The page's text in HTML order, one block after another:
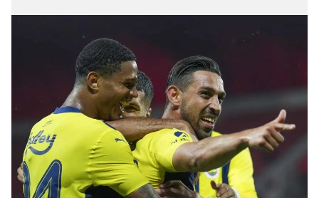
Metnimiziziyaret edebilirsiniz.
6698 sayılı Kişisel Verilerin Korunması Kanunu uyarınca
hazırlanmış Aydınlatma Metnimizi okumak ve sitemizde
ilgili mevzuata uygun olarak kullanılan çerezlerle ilgili bilgi
almak için lütfentıklayınız.